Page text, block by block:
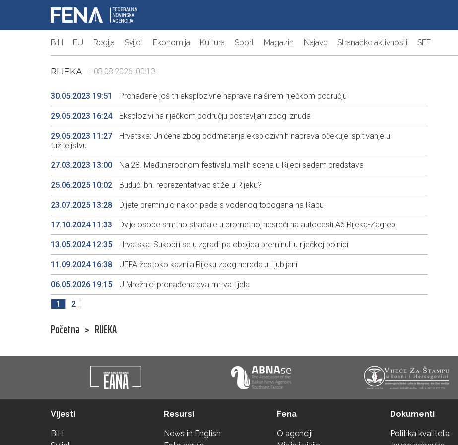
BiH EU Regija Svijet Ekonomija Kultura Sport Magazin Najave Stranačke aktivnosti SFF
RIJEKA | 08.08.2026. 00:13 |
30.05.2023 19:51 Pronađene još tri eksplozivne naprave na širem riječkom području
29.05.2023 16:24 Eksplozivi na riječkom području postavljani zbog iznuda
29.05.2023 11:27
Hrvatska: Uhićene zbog podmetanja eksplozivnih naprava očekuje ispitivanje u
tužiteljstvu
27.03.2023 13:00 Na 28. Međunarodnom festivalu malih scena u Rijeci sedam predstava
25.06.2025 10:02 Budući bh. reprezentativac stiže u Rijeku?
23.07.2025 13:28 Dijete preminulo nakon pada s vodenog tobogana na Rabu
17.10.2024 11:33 Dvije osobe smrtno stradale u prometnoj nesreći na autocesti A6 Rijeka-Zagreb
13.05.2024 12:35 Hrvatska: Sukobili se u zgradi pa obojica preminuli u riječkoj bolnici
11.09.2024 16:38 UEFA žestoko kaznila Rijeku zbog nereda u Ljubljani
06.05.2026 19:15 U Mrežnici pronađena dva mrtva tijela
1 2
Početna > RIJEKA
Vijesti
BiH
Resursi
News in English
Fena
O agenciji
Dokumenti
Politika kvaliteta